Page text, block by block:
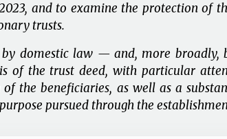
and to examine the protection of
trusts.
domestic law — and, more broadly,
of the trust deed, with particular
the beneficiaries, as well as a
pursued through the